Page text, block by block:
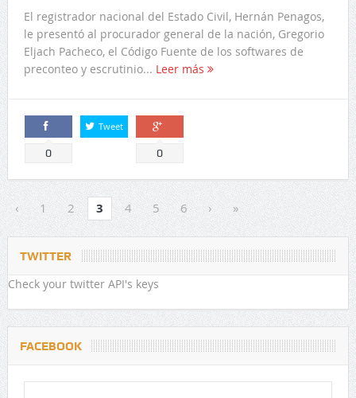
El registrador nacional del Estado Civil, Hernán Penagos,
le presentó al procurador general de la nación, Gregorio
Eljach Pacheco, el Código Fuente de los softwares de
preconteo y escrutinio... Leer más
Comparte
0
Tweet
Comparte
0
‹ 1 2 3 4 5 6 › »
TWITTER
Check your twitter API's keys
FACEBOOK